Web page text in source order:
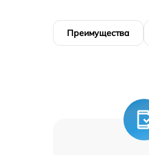
Преимущества